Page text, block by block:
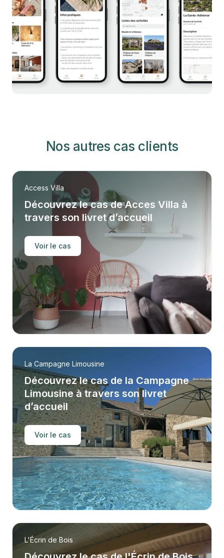
Nos autres cas clients
Access Villa
Découvrez le cas de Acces Villa à
travers son livret d’accueil
Voir le cas
La Campagne Limousine
Découvrez le cas de la Campagne
Limousine à travers son livret
d’accueil
Voir le cas
L'Écrin de Bois